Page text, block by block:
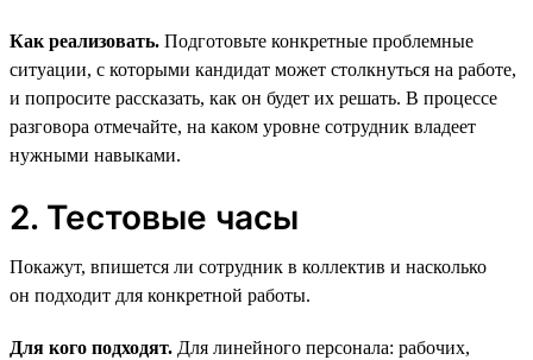
Как реализовать. Подготовьте конкретные проблемные
ситуации, с которыми кандидат может столкнуться на работе,
и попросите рассказать, как он будет их решать. В процессе
разговора отмечайте, на каком уровне сотрудник владеет
нужными навыками.
2. Тестовые часы
Покажут, впишется ли сотрудник в коллектив и насколько
он подходит для конкретной работы.
Для кого подходят. Для линейного персонала: рабочих,